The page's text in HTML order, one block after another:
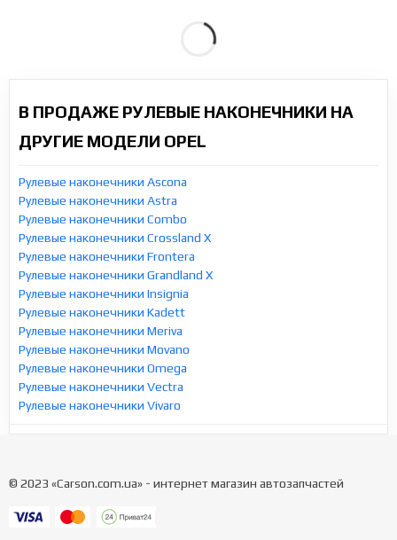
В ПРОДАЖЕ РУЛЕВЫЕ НАКОНЕЧНИКИ НА
ДРУГИЕ МОДЕЛИ OPEL
Рулевые наконечники Ascona
Рулевые наконечники Astra
Рулевые наконечники Combo
Рулевые наконечники Crossland X
Рулевые наконечники Frontera
Рулевые наконечники Grandland X
Рулевые наконечники Insignia
Рулевые наконечники Kadett
Рулевые наконечники Meriva
Рулевые наконечники Movano
Рулевые наконечники Omega
Рулевые наконечники Vectra
Рулевые наконечники Vivaro
© 2023 «Carson.com.ua» - интернет магазин автозапчастей